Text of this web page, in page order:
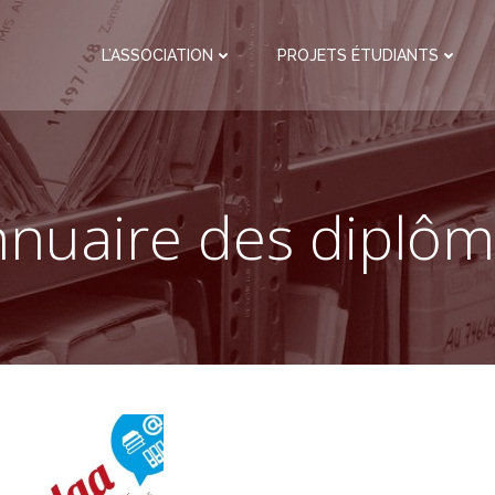
L’ASSOCIATION PROJETS ÉTUDIANTS
des